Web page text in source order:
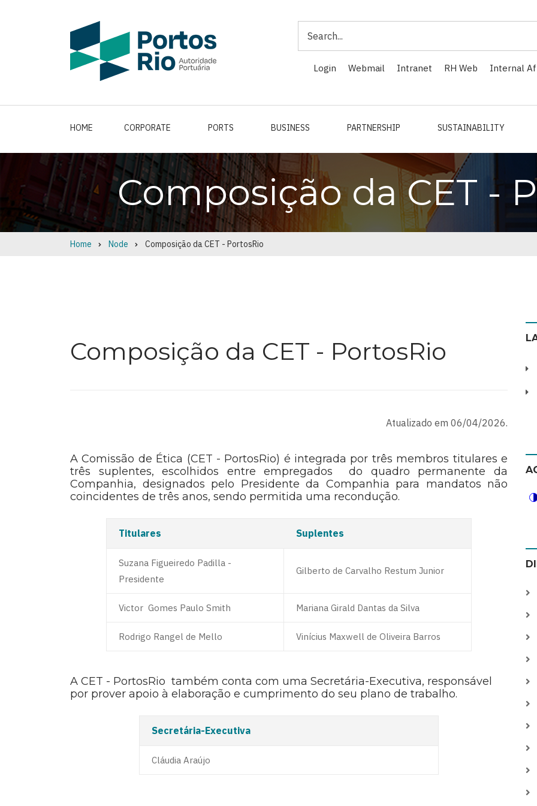
Login Webmail Intranet RH Web Internal
HOME CORPORATE PORTS BUSINESS PARTNERSHIP SUSTAINABILITY
Composição da CET -
Home Node Composição da CET - PortosRio
Composição da CET - PortosRio
Atualizado em 06/04/2026.
A Comissão de Ética (CET - PortosRio) é integrada por três membros titulares e
três suplentes, escolhidos entre empregados do quadro permanente da
Companhia, designados pelo Presidente da Companhia para mandatos não
coincidentes de três anos, sendo permitida uma recondução.
Titulares Suplentes
Suzana Figueiredo Padilla -
Presidente
Gilberto de Carvalho Restum Junior
Victor Gomes Paulo Smith Mariana Girald Dantas da Silva
Rodrigo Rangel de Mello Vinícius Maxwell de Oliveira Barros
A CET - PortosRio também conta com uma Secretária-Executiva, responsável
por prover apoio à elaboração e cumprimento do seu plano de trabalho.
Secretária-Executiva
Cláudia Araújo